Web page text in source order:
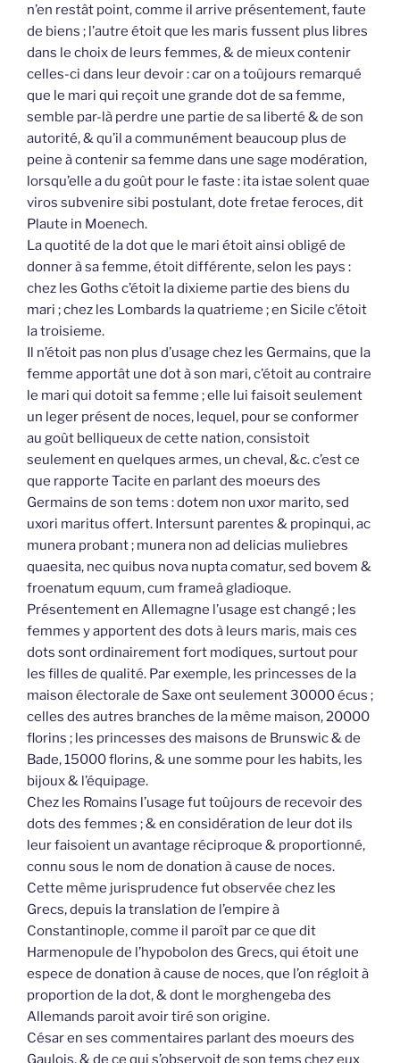
n’en restât point, comme il arrive présentement, faute
de biens ; l’autre étoit que les maris fussent plus libres
dans le choix de leurs femmes, & de mieux contenir
celles-ci dans leur devoir : car on a toûjours remarqué
que le mari qui reçoit une grande dot de sa femme,
semble par-là perdre une partie de sa liberté & de son
autorité, & qu’il a communément beaucoup plus de
peine à contenir sa femme dans une sage modération,
lorsqu’elle a du goût pour le faste : ita istae solent quae
viros subvenire sibi postulant, dote fretae feroces, dit
Plaute in Moenech.
La quotité de la dot que le mari étoit ainsi obligé de
donner à sa femme, étoit différente, selon les pays :
chez les Goths c’étoit la dixieme partie des biens du
mari ; chez les Lombards la quatrieme ; en Sicile c’étoit
la troisieme.
Il n’étoit pas non plus d’usage chez les Germains, que la
femme apportât une dot à son mari, c’étoit au contraire
le mari qui dotoit sa femme ; elle lui faisoit seulement
un leger présent de noces, lequel, pour se conformer
au goût belliqueux de cette nation, consistoit
seulement en quelques armes, un cheval, &c. c’est ce
que rapporte Tacite en parlant des moeurs des
Germains de son tems : dotem non uxor marito, sed
uxori maritus offert. Intersunt parentes & propinqui, ac
munera probant ; munera non ad delicias muliebres
quaesita, nec quibus nova nupta comatur, sed bovem &
froenatum equum, cum frameâ gladioque.
Présentement en Allemagne l’usage est changé ; les
femmes y apportent des dots à leurs maris, mais ces
dots sont ordinairement fort modiques, surtout pour
les filles de qualité. Par exemple, les princesses de la
maison électorale de Saxe ont seulement 30000 écus ;
celles des autres branches de la même maison, 20000
florins ; les princesses des maisons de Brunswic & de
Bade, 15000 florins, & une somme pour les habits, les
bijoux & l’équipage.
Chez les Romains l’usage fut toûjours de recevoir des
dots des femmes ; & en considération de leur dot ils
leur faisoient un avantage réciproque & proportionné,
connu sous le nom de donation à cause de noces.
Cette même jurisprudence fut observée chez les
Grecs, depuis la translation de l’empire à
Constantinople, comme il paroît par ce que dit
Harmenopule de l’hypobolon des Grecs, qui étoit une
espece de donation à cause de noces, que l’on régloit à
proportion de la dot, & dont le morghengeba des
Allemands paroit avoir tiré son origine.
César en ses commentaires parlant des moeurs des
Gaulois, & de ce qui s’observoit de son tems chez eux